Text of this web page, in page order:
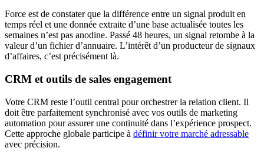
Force est de constater que la différence entre un signal produit en
temps réel et une donnée extraite d’une base actualisée toutes les
semaines n’est pas anodine. Passé 48 heures, un signal retombe à la
valeur d’un fichier d’annuaire. L’intérêt d’un producteur de signaux
d’affaires, c’est précisément là.
CRM et outils de sales engagement
Votre CRM reste l’outil central pour orchestrer la relation client. Il
doit être parfaitement synchronisé avec vos outils de marketing
automation pour assurer une continuité dans l’expérience prospect.
Cette approche globale participe à définir votre marché adressable
avec précision.